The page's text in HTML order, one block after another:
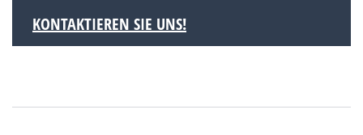
KONTAKTIEREN SIE UNS!